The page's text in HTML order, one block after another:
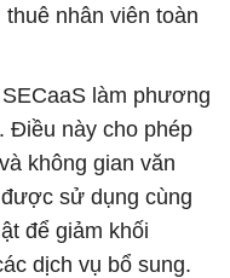
nhân viên toàn
làm phương
Điều này cho phép
không gian văn
sử dụng cùng
để giảm khối
dịch vụ bổ sung.